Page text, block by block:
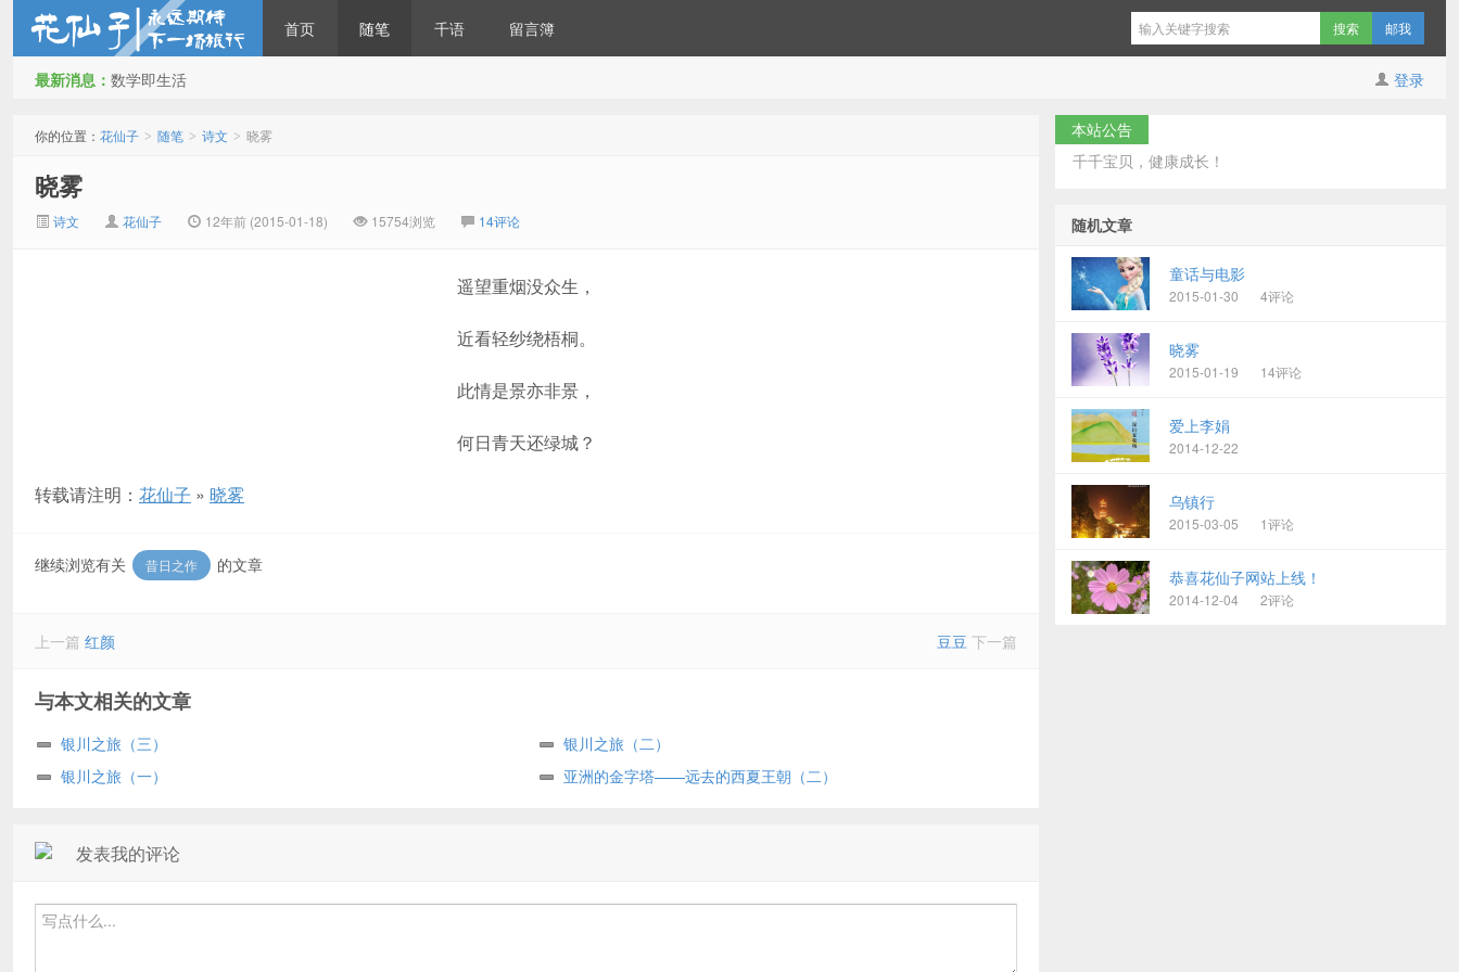
首页 随笔 千语 留言簿 邮我
登录
最新消息： 数学即生活
你的位置： 花仙子 > 随笔 > 诗文 > 晓雾
晓雾
诗文 花仙子 12年前 (2015-01-18) 15754浏览 14评论
遥望重烟没众生，
近看轻纱绕梧桐。
此情是景亦非景，
何日青天还绿城？
转载请注明： 花仙子 » 晓雾
继续浏览有关 昔日之作 的文章
上一篇 红颜 豆豆 下一篇
与本文相关的文章
银川之旅（三）
银川之旅（二）
银川之旅（一）
亚洲的金字塔——远去的西夏王朝（二）
发表我的评论
本站公告
千千宝贝，健康成长！
随机文章
童话与电影
2015-01-30 4评论
晓雾
2015-01-19 14评论
爱上李娟
2014-12-22
乌镇行
2015-03-05 1评论
恭喜花仙子网站上线！
2014-12-04 2评论